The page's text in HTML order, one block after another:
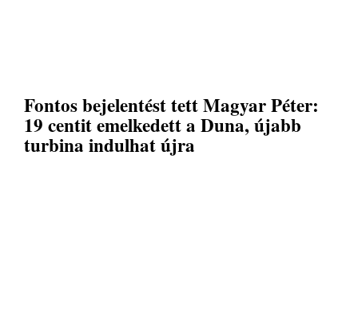
Fontos bejelentést tett Magyar Péter:
19 centit emelkedett a Duna, újabb
turbina indulhat újra